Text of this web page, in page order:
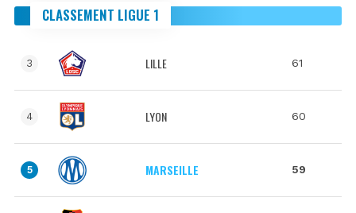
CLASSEMENT LIGUE 1
3 LILLE 61
4 LYON 60
5 MARSEILLE 59